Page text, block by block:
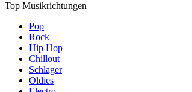
Top Musikrichtungen
Pop
Rock
Hip Hop
Chillout
Schlager
Oldies